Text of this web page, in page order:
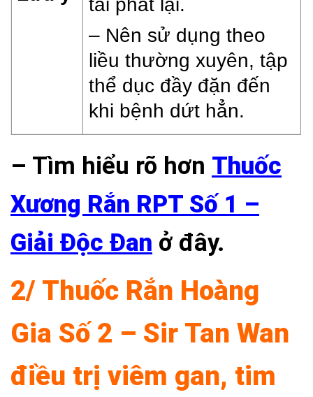
tái phát lại.
– Nên sử dụng theo
liều thường xuyên, tập
thể dục đầy đặn đến
khi bệnh dứt hẳn.
– Tìm hiểu rõ hơn Thuốc
Xương Rắn RPT Số 1 –
Giải Độc Đan ở đây.
2/ Thuốc Rắn Hoàng
Gia Số 2 – Sir Tan Wan
điều trị viêm gan, tim